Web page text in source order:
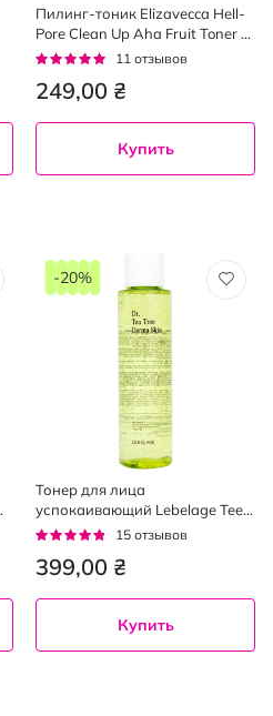
Пилинг-тоник Elizavecca Hell-
Pore Clean Up Aha Fruit Toner с
фруктовыми кислотами 200
Рейтинг:
11 отзывов
249,00 ₴
Купить
Тонер для лица
успокаивающий Lebelage Tee
Tree Derma Skin с экстрактом
Рейтинг:
15 отзывов
399,00 ₴
-20%
Купить